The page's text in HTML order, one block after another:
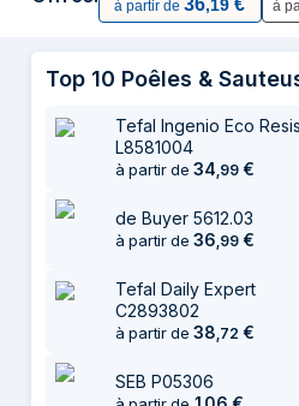
25 juillet 2026à partir de
,19
à
Top 10 Poêles &
Tefal Ingenio Eco
L8581004
à partir de 34,99 €
de Buyer 5612.03
à partir de 36,99 €
Tefal Daily Expert
C2893802
à partir de 38,72 €
SEB P05306